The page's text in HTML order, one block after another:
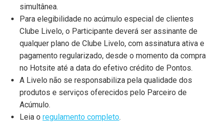
simultânea.
Para elegibilidade no acúmulo especial de clientes
Clube Livelo, o Participante deverá ser assinante de
qualquer plano de Clube Livelo, com assinatura ativa e
pagamento regularizado, desde o momento da compra
no Hotsite até a data do efetivo crédito de Pontos.
A Livelo não se responsabiliza pela qualidade dos
produtos e serviços oferecidos pelo Parceiro de
Acúmulo.
Leia o regulamento completo.